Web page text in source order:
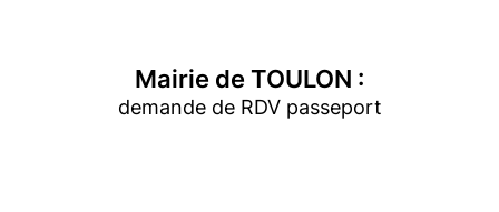
Mairie de TOULON :
demande de RDV passeport